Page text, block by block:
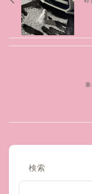
検索